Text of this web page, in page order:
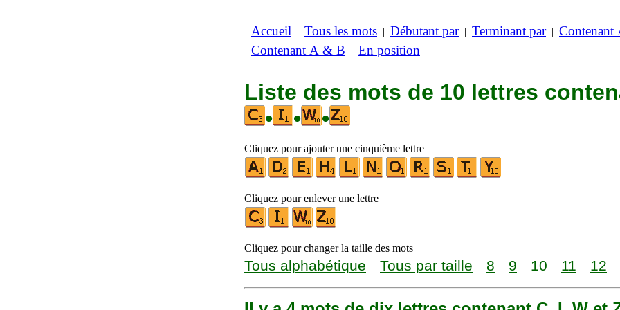
Accueil | Tous les mots | Débutant par| Terminant par| Contenant
Contenant A & B | En position
Liste des mots de 10 lettres
•
• •
Cliquez pour ajouter une cinquième lettre
Cliquez pour enlever une lettre
Cliquez pour changer la taille des mots
Tous alphabétique Tous par taille 8 9 10 11 12